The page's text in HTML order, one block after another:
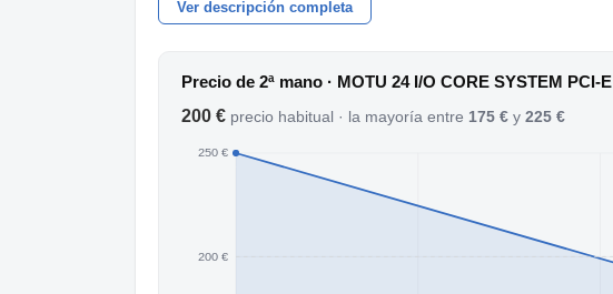
mezcla.
WIN 11,pero no lo he probado.
Fotos de internet,ya que el sistema está montado
Ver descripción completa
Precio de 2ª mano · MOTU 24 I/O CORE SYSTEM PCI-E
200 € precio habitual · la mayoría entre 175 € y 225 €
200 €
250 €